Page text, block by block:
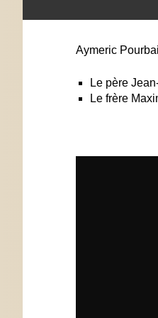
Aymeric
Le père
Le frère